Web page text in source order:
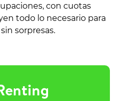
con cuotas
todo lo necesario para
sorpresas.